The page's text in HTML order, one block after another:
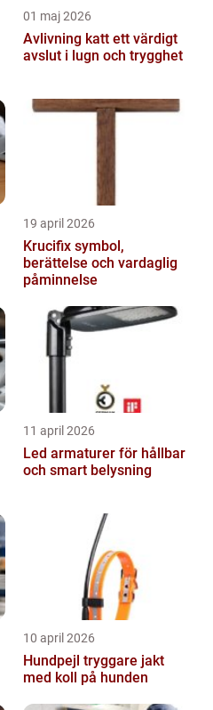
01 maj 2026
Avlivning katt ett värdigt
avslut i lugn och trygghet
19 april 2026
Krucifix symbol,
berättelse och vardaglig
påminnelse
11 april 2026
Led armaturer för hållbar
och smart belysning
10 april 2026
Hundpejl tryggare jakt
med koll på hunden